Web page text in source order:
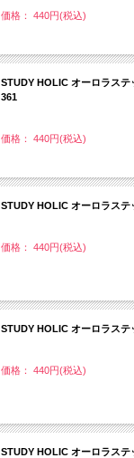
価格： 440円(税込)
STUDY HOLIC オーロラステ
361
価格： 440円(税込)
STUDY HOLIC オーロラステ
価格： 440円(税込)
STUDY HOLIC オーロラステ
価格： 440円(税込)
STUDY HOLIC オーロラステ